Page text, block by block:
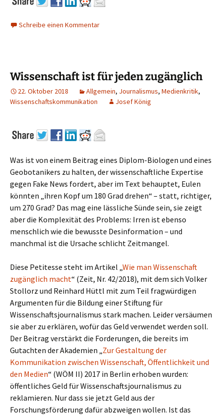
Schreibe einen Kommentar
Wissenschaft ist für jeden zugänglich
22. Oktober 2018 Allgemein, Journalismus, Medienkritik,
Wissenschaftskommunikation
Josef König
Was ist von einem Beitrag eines Diplom-Biologen und eines
Geobotanikers zu halten, der wissenschaftliche Expertise
gegen Fake News fordert, aber im Text behauptet, Eulen
könnten „ihren Kopf um 180 Grad drehen“ – statt, richtiger,
um 270 Grad? Das mag eine lässliche Sünde sein, sie zeigt
aber die Komplexität des Problems: Irren ist ebenso
menschlich wie die bewusste Desinformation – und
manchmal ist die Ursache schlicht Zeitmangel.
Diese Petitesse steht im Artikel „Wie man Wissenschaft
zugänglich macht“ (Zeit, Nr. 42/2018), mit dem sich Volker
Stollorz und Reinhard Hüttl mit zum Teil fragwürdigen
Argumenten für die Bildung einer Stiftung für
Wissenschaftsjournalismus stark machen. Leider versäumen
sie aber zu erklären, wofür das Geld verwendet werden soll.
Der Beitrag verstärkt die Forderungen, die bereits im
Gutachten der Akademien „Zur Gestaltung der
Kommunikation zwischen Wissenschaft, Öffentlichkeit und
den Medien“ (WÖM II) 2017 in Berlin erhoben wurden:
öffentliches Geld für Wissenschaftsjournalismus zu
reklamieren. Nur dass sie jetzt Geld aus der
Forschungsförderung dafür abzweigen wollen. Ist das